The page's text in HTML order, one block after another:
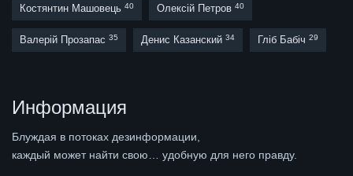
Костянтин Машовець 40 Олексій Петров 40
Валерій Прозапас 35 Денис Казанский 34 Гліб Бабіч 29
Информация
Блуждая в потоках дезинформации,
каждый может найти свою… удобную для него правду.